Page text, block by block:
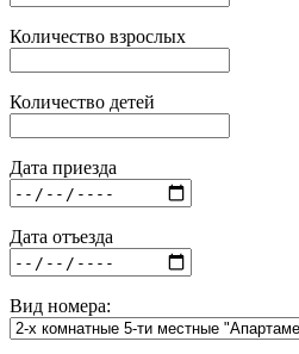
Количество взрослых
Количество детей
Дата приезда
Дата отъезда
Вид номера: